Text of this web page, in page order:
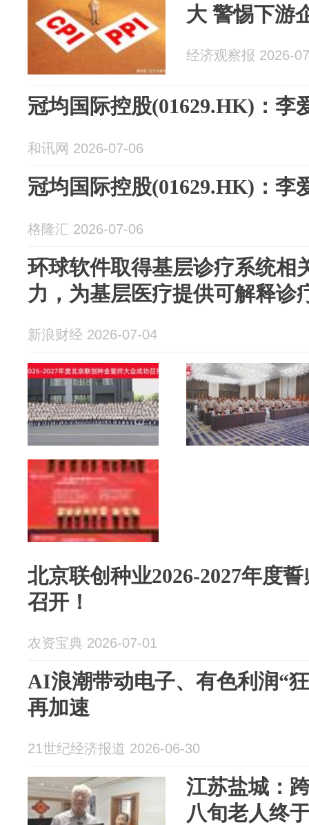
大 警惕下游
经济观察报 2026-
冠均国际控股(01629.HK)：李
和讯网 2026-07-06
冠均国际控股(01629.HK)：李
格隆汇 2026-07-06
环球软件取得基层诊疗系统相
力，为基层医疗提供可解释诊
新浪财经 2026-07-04
北京联创种业2026-2027年度
召开！
农资宝典 2026-07-01
AI浪潮带动电子、有色利润“
再加速
21世纪经济报道 2026-06-30
江苏盐城：
八旬老人终